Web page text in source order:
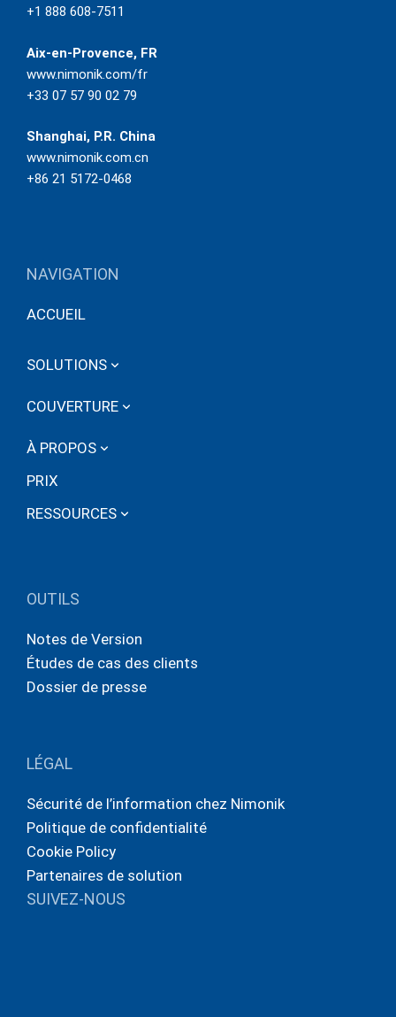
+1 888 608-7511
Aix-en-Provence, FR
www.nimonik.com/fr
+33 07 57 90 02 79
Shanghai, P.R. China
www.nimonik.com.cn
+86 21 5172-0468
NAVIGATION
ACCUEIL
SOLUTIONS
COUVERTURE
À PROPOS
PRIX
RESSOURCES
OUTILS
Notes de Version
Études de cas des clients
Dossier de presse
LÉGAL
Sécurité de l’information chez Nimonik
Politique de confidentialité
Cookie Policy
Partenaires de solution
SUIVEZ-NOUS